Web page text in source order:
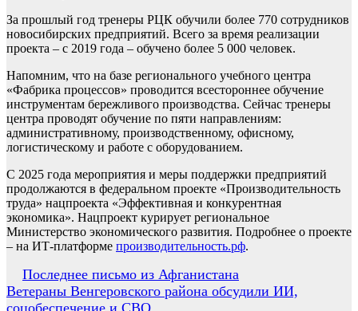
За прошлый год тренеры РЦК обучили более 770 сотрудников
новосибирских предприятий. Всего за время реализации
проекта – с 2019 года – обучено более 5 000 человек.
Напомним, что на базе регионального учебного центра
«Фабрика процессов» проводится всестороннее обучение
инструментам бережливого производства. Сейчас тренеры
центра проводят обучение по пяти направлениям:
административному, производственному, офисному,
логистическому и работе с оборудованием.
С 2025 года мероприятия и меры поддержки предприятий
продолжаются в федеральном проекте «Производительность
труда» нацпроекта «Эффективная и конкурентная
экономика». Нацпроект курирует региональное
Министерство экономического развития. Подробнее о проекте
– на ИТ-платформе производительность.рф.
Навигация
по
Последнее письмо из Афганистана
Ветераны Венгеровского района обсудили ИИ,
соцобеспечение и СВО